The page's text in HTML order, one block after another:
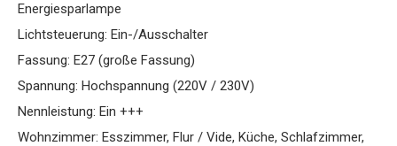
Energiesparlampe
Lichtsteuerung: Ein-/Ausschalter
Fassung: E27 (große Fassung)
Spannung: Hochspannung (220V / 230V)
Nennleistung: Ein +++
Wohnzimmer: Esszimmer, Flur / Vide, Küche, Schlafzimmer,